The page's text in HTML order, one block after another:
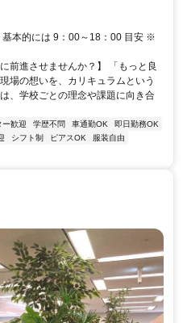
本的には 9：00～18：00 目安 ※
前進させませんか？】 「もっと良
場の想いを、カリキュラムという
、学校ごとの理念や課題に向き合
ー歓迎 学歴不問 車通勤OK
即日勤務OK
シフト制 ピアスOK
服装自由